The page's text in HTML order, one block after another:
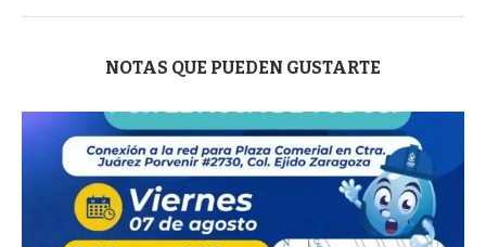
NOTAS QUE PUEDEN GUSTARTE